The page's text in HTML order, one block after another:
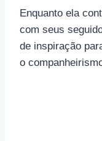
Enquanto ela
com seus
de inspiração
o